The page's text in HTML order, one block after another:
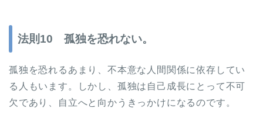
法則10 孤独を恐れない。
孤独を恐れるあまり、不本意な人間関係に依存してい
る人もいます。しかし、孤独は自己成長にとって不可
欠であり、自立へと向かうきっかけになるのです。